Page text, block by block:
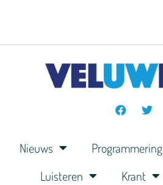
Nieuws Programmering
Luisteren
Krant